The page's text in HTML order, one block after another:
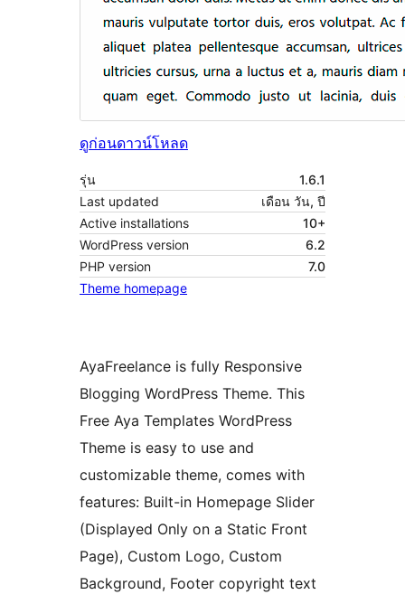
ดูก่อนดาวน์โหลด
รุ่น
1.6.1
Last updated
เดือน วัน, ปี
Active installations
10+
WordPress version
6.2
PHP version
7.0
Theme homepage
AyaFreelance is fully Responsive
Blogging WordPress Theme. This
Free Aya Templates WordPress
Theme is easy to use and
customizable theme, comes with
features: Built-in Homepage Slider
(Displayed Only on a Static Front
Page), Custom Logo, Custom
Background, Footer copyright text